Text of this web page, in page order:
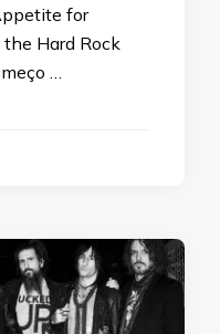
for
Hard Rock
…